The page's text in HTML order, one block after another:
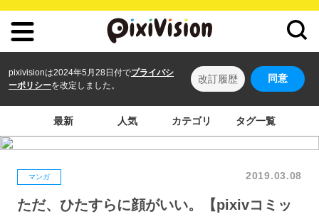
pixivisionは2024年5月28日付でプライバシ
ーポリシーを改定しました。
改訂履歴 同意
最新 人気 カテゴリ タグ一覧
マンガ 2019.03.08
ただ、ひたすらに顔がいい。【pixivコミッ